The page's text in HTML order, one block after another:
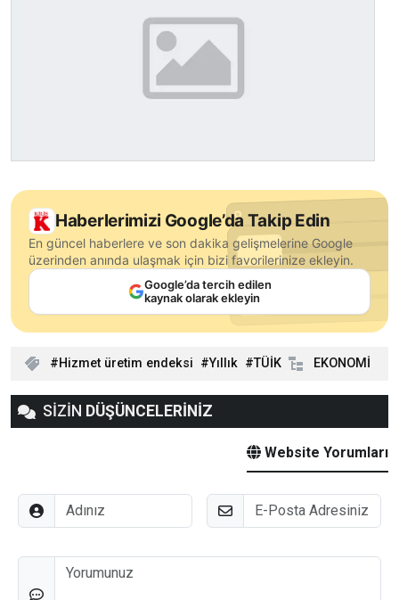
Haberlerimizi Google’da Takip Edin
En güncel haberlere ve son dakika gelişmelerine Google
üzerinden anında ulaşmak için bizi favorilerinize ekleyin.
Google’da tercih edilen
kaynak olarak ekleyin
Hizmet üretim endeksi YıIlık TÜİK EKONOMİ
SİZİN DÜŞÜNCELERİNİZ
Website Yorumları
Adınız E-Posta
Düşünceleriniz